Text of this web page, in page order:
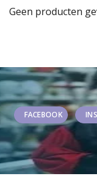
Geen producten
FACEBOOK